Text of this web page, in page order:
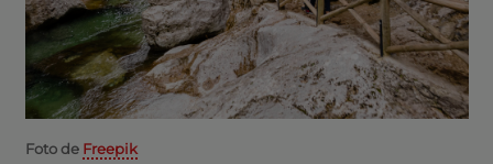
Foto de Freepik